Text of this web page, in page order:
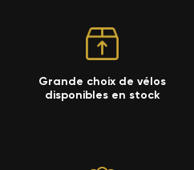
Grande choix de vélos
disponibles en stock